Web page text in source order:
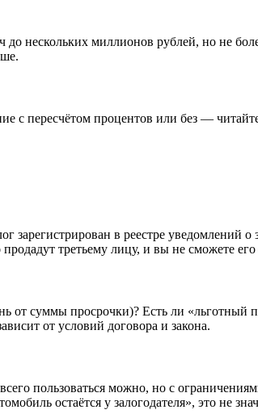
нескольких миллионов рублей, но не
пересчётом процентов или без —
зарегистрирован в реестре
третьему лицу, и вы не сможете его
суммы просрочки)? Есть ли «льготный
от условий договора и закона.
пользоваться можно, но с
остаётся у залогодателя», это не